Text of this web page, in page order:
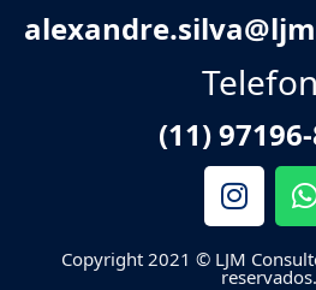
(11)
I
n
t
t
Copyright 2021 © LJM
reservados.